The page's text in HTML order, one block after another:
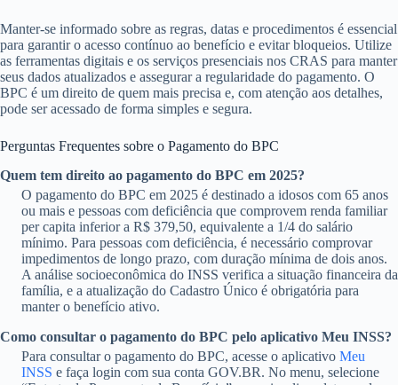
Manter-se informado sobre as regras, datas e procedimentos é essencial
para garantir o acesso contínuo ao benefício e evitar bloqueios. Utilize
as ferramentas digitais e os serviços presenciais nos CRAS para manter
seus dados atualizados e assegurar a regularidade do pagamento. O
BPC é um direito de quem mais precisa e, com atenção aos detalhes,
pode ser acessado de forma simples e segura.
Perguntas Frequentes sobre o Pagamento do BPC
Quem tem direito ao pagamento do BPC em 2025?
O pagamento do BPC em 2025 é destinado a idosos com 65 anos
ou mais e pessoas com deficiência que comprovem renda familiar
per capita inferior a R$ 379,50, equivalente a 1/4 do salário
mínimo. Para pessoas com deficiência, é necessário comprovar
impedimentos de longo prazo, com duração mínima de dois anos.
A análise socioeconômica do INSS verifica a situação financeira da
família, e a atualização do Cadastro Único é obrigatória para
manter o benefício ativo.
Como consultar o pagamento do BPC pelo aplicativo Meu INSS?
Para consultar o pagamento do BPC, acesse o aplicativo Meu
INSS e faça login com sua conta GOV.BR. No menu, selecione